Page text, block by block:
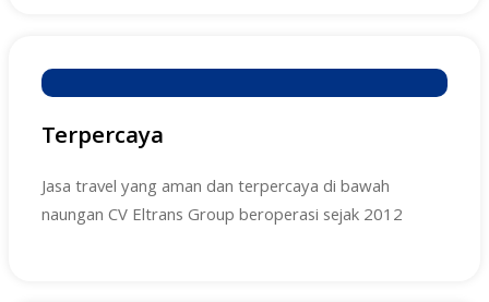
Terpercaya
Jasa travel yang aman dan terpercaya di bawah
naungan CV Eltrans Group beroperasi sejak 2012